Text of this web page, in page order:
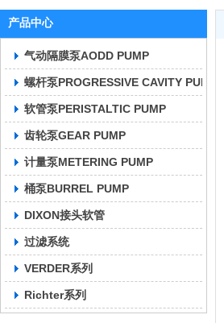
产品中心
气动隔膜泵AODD PUMP
螺杆泵PROGRESSIVE CAVITY PUMP
软管泵PERISTALTIC PUMP
齿轮泵GEAR PUMP
计量泵METERING PUMP
桶泵BURREL PUMP
DIXON接头软管
过滤系统
VERDER系列
Richter系列